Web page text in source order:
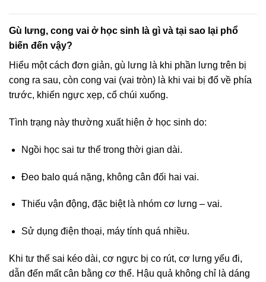
Gù lưng, cong vai ở học sinh là gì và tại sao lại phổ
biến đến vậy?
Hiểu một cách đơn giản, gù lưng là khi phần lưng trên bị
cong ra sau, còn cong vai (vai tròn) là khi vai bị đổ về phía
trước, khiến ngực xẹp, cổ chúi xuống.
Tình trạng này thường xuất hiện ở học sinh do:
Ngồi học sai tư thế trong thời gian dài.
Đeo balo quá nặng, không cân đối hai vai.
Thiếu vận động, đặc biệt là nhóm cơ lưng – vai.
Sử dụng điện thoại, máy tính quá nhiều.
Khi tư thế sai kéo dài, cơ ngực bị co rút, cơ lưng yếu đi,
dẫn đến mất cân bằng cơ thể. Hậu quả không chỉ là dáng